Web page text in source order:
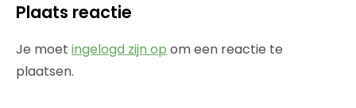
Plaats reactie
Je moet ingelogd zijn op om een reactie te
plaatsen.